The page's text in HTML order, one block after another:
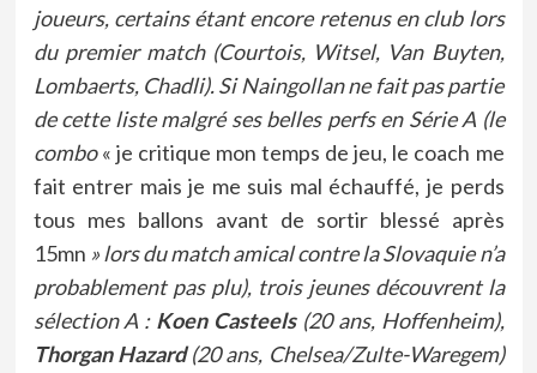
joueurs, certains étant encore retenus en club lors
du premier match (Courtois, Witsel, Van Buyten,
Lombaerts, Chadli). Si Naingollan ne fait pas partie
de cette liste malgré ses belles perfs en Série A (le
combo« je critique mon temps de jeu, le coach me
fait entrer mais je me suis mal échauffé, je perds
tous mes ballons avant de sortir blessé après
15mn » lors du match amical contre la Slovaquie n’a
probablement pas plu), trois jeunes découvrent la
sélection A : Koen Casteels(20 ans, Hoffenheim),
Thorgan Hazard(20 ans, Chelsea/Zulte-Waregem)